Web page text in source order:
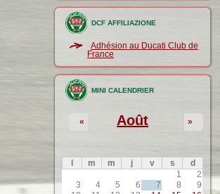
DCF AFFILIAZIONE
Adhésion au Ducati Club de
France
MINI CALENDRIER
Août
« »
m m j v s
d
1
2
3
4 5 6 7 8
9